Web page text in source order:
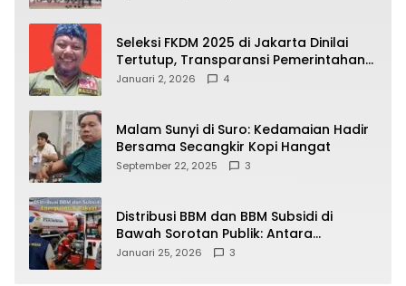
Seleksi FKDM 2025 di Jakarta Dinilai
Tertutup, Transparansi Pemerintahan
Pramono–Rano Dipertanyakan
Januari 2, 2026 4
Malam Sunyi di Suro: Kedamaian Hadir
Bersama Secangkir Kopi Hangat
September 22, 2025 3
Distribusi BBM dan BBM Subsidi di
Bawah Sorotan Publik: Antara
Kepentingan Negara, Hak Konsumen,
Januari 25, 2026 3